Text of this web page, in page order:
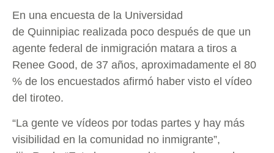
En una encuesta de la Universidad
de Quinnipiac realizada poco después de que un
agente federal de inmigración matara a tiros a
Renee Good, de 37 años, aproximadamente el 80
% de los encuestados afirmó haber visto el vídeo
del tiroteo.
“La gente ve vídeos por todas partes y hay más
visibilidad en la comunidad no inmigrante”,